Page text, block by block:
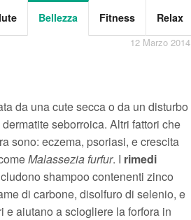
Bellezza Fitness Relax
12 Marzo 2014
da una cute secca o da un disturbo
seborroica. Altri fattori che
sono: eczema, psoriasi, e crescita
Malassezia furfur. I rimedi
shampoo contenenti zinco
di carbone, disolfuro di selenio, e
aiutano a sciogliere la forfora in